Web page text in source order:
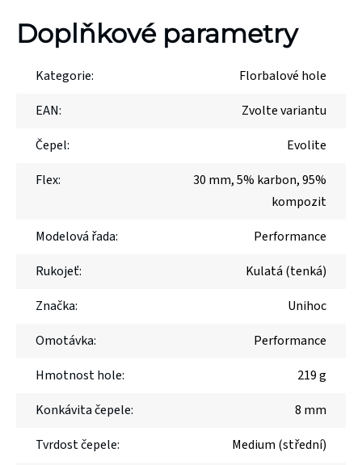
Doplňkové parametry
Kategorie:
Florbalové hole
EAN:
Zvolte variantu
Čepel:
Evolite
Flex: 30 mm,5% karbon, 95%
kompozit
Modelová řada:
Performance
Rukojeť:
Kulatá (tenká)
Značka:
Unihoc
Omotávka:
Performance
Hmotnost hole:
219 g
Konkávita čepele:
8 mm
Tvrdost čepele:
Medium (střední)